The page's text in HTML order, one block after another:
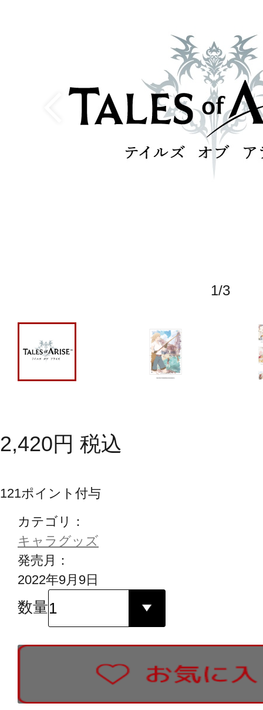
1/3
2,420円 税込
121ポイント付与
カテゴリ：
キャラグッズ
発売月：
2022年9月9日
数量